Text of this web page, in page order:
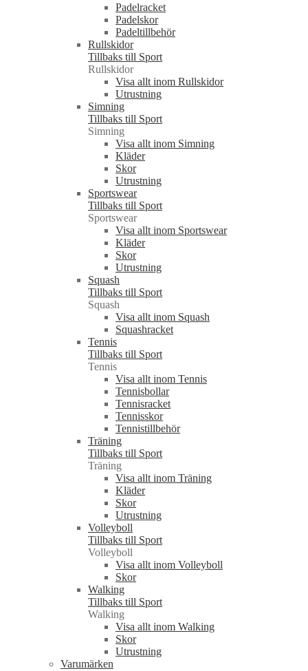
Padelracket
Padelskor
Padeltillbehör
Rullskidor
Tillbaks till Sport
Rullskidor
Visa allt inom Rullskidor
Utrustning
Simning
Tillbaks till Sport
Simning
Visa allt inom Simning
Kläder
Skor
Utrustning
Sportswear
Tillbaks till Sport
Sportswear
Visa allt inom Sportswear
Kläder
Skor
Utrustning
Squash
Tillbaks till Sport
Squash
Visa allt inom Squash
Squashracket
Tennis
Tillbaks till Sport
Tennis
Visa allt inom Tennis
Tennisbollar
Tennisracket
Tennisskor
Tennistillbehör
Träning
Tillbaks till Sport
Träning
Visa allt inom Träning
Kläder
Skor
Utrustning
Volleyboll
Tillbaks till Sport
Volleyboll
Visa allt inom Volleyboll
Skor
Walking
Tillbaks till Sport
Walking
Visa allt inom Walking
Skor
Utrustning
Varumärken